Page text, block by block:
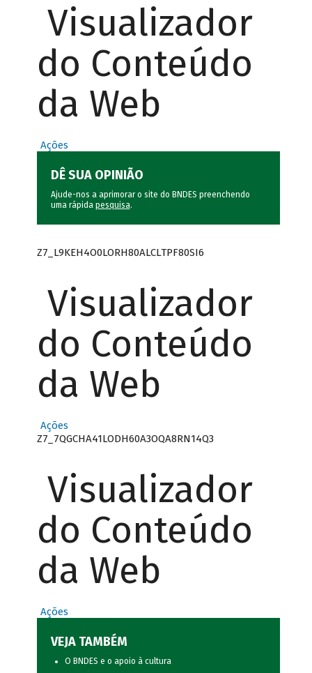
Visualizador
do Conteúdo
da Web
Ações
DÊ SUA OPINIÃO
Ajude-nos a aprimorar o site do BNDES preenchendo
uma rápida pesquisa.
Z7_L9KEH4O0LORH80ALCLTPF80SI6
Visualizador
do Conteúdo
da Web
Ações
Z7_7QGCHA41LODH60A3OQA8RN14Q3
Visualizador
do Conteúdo
da Web
Ações
VEJA TAMBÉM
O BNDES e o apoio à cultura